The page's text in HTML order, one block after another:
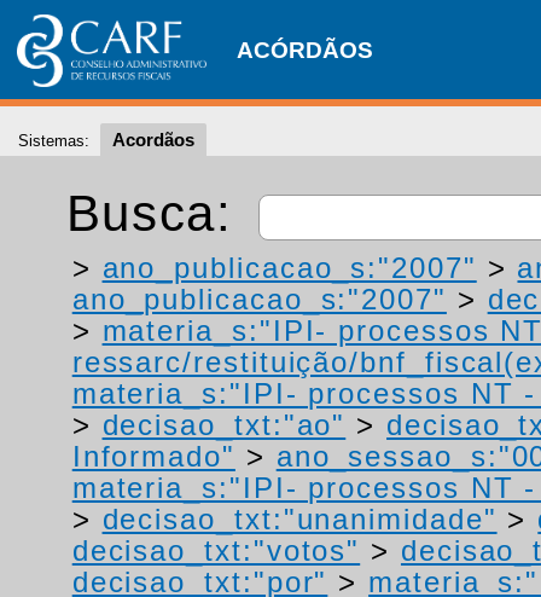
ACÓRDÃOS
Sistemas: Acordãos
Busca:
> ano_publicacao_s:"2007" >
ano_publicacao_s:"2007" >
> materia_s:"IPI- processos
ressarc/restituição/
materia_s:"IPI- processos NT
> decisao_txt:"ao" >
Informado" >
materia_s:"IPI- processos NT
> decisao_txt:"unanimidade" >
decisao_txt:"votos" >
decisao_txt:"por" >